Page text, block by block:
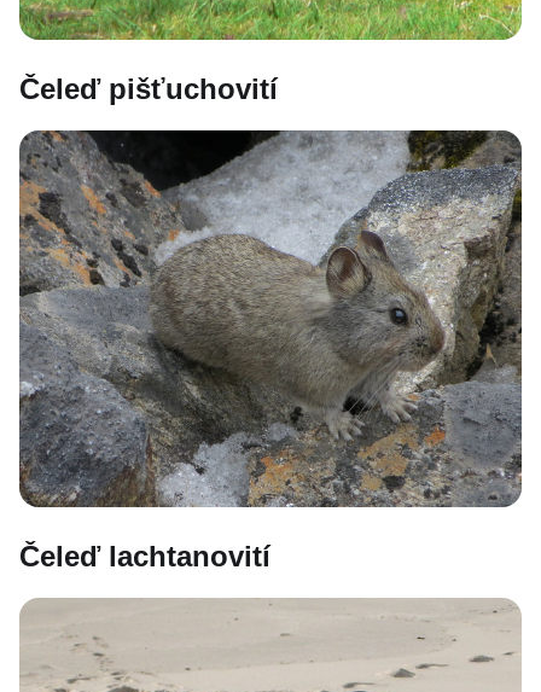
Čeleď pišťuchovití
Čeleď lachtanovití